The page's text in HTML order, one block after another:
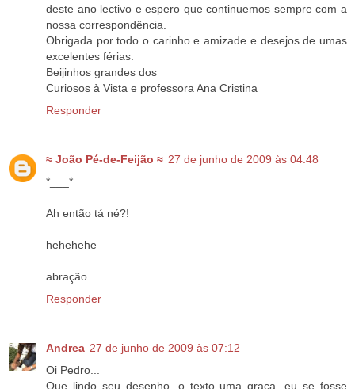
deste ano lectivo e espero que continuemos sempre com a
nossa correspondência.
Obrigada por todo o carinho e amizade e desejos de umas
excelentes férias.
Beijinhos grandes dos
Curiosos à Vista e professora Ana Cristina
Responder
≈ João Pé-de-Feijão ≈ 27 de junho de 2009 às 04:48
*___*
Ah então tá né?!
hehehehe
abração
Responder
Andrea 27 de junho de 2009 às 07:12
Oi Pedro...
Que lindo seu desenho, o texto uma graça, eu se fosse